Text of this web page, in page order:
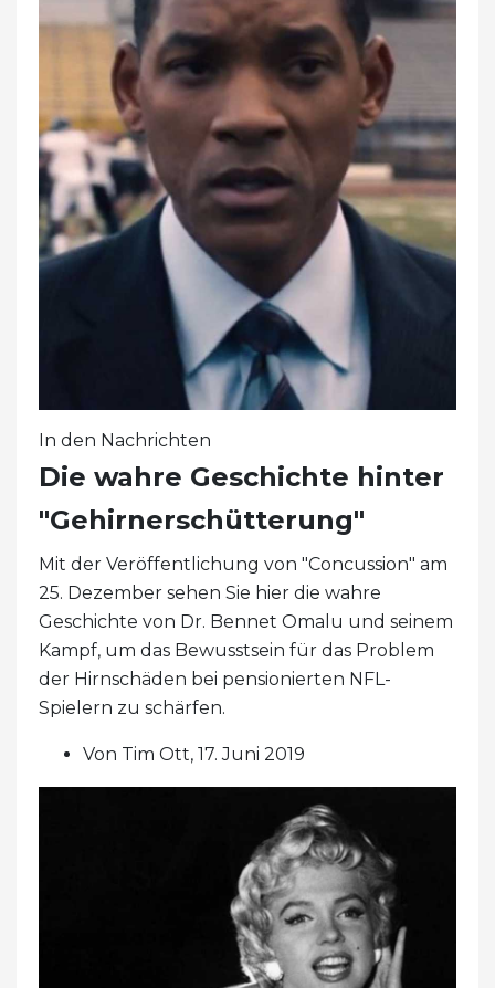
In den Nachrichten
Die wahre Geschichte hinter
"Gehirnerschütterung"
Mit der Veröffentlichung von "Concussion" am
25. Dezember sehen Sie hier die wahre
Geschichte von Dr. Bennet Omalu und seinem
Kampf, um das Bewusstsein für das Problem
der Hirnschäden bei pensionierten NFL-
Spielern zu schärfen.
Von Tim Ott, 17. Juni 2019